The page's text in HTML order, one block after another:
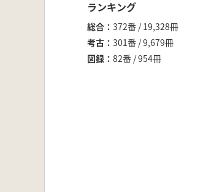
ランキング
総合
372番 / 19,328冊
考古
301番 / 9,679冊
図録
82番 / 954冊